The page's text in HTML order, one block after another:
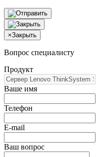
×Закрыть
Вопрос специалисту
Продукт
Ваше имя
Телефон
E-mail
Ваш вопрос